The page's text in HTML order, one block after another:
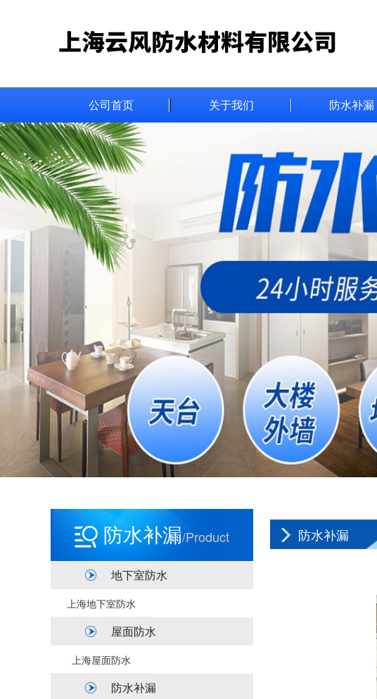
公司首页 关于我们 防水补漏
防水补漏/product
地下室防水
上海地下室防水
屋面防水
上海屋面防水
防水补漏
防水补漏